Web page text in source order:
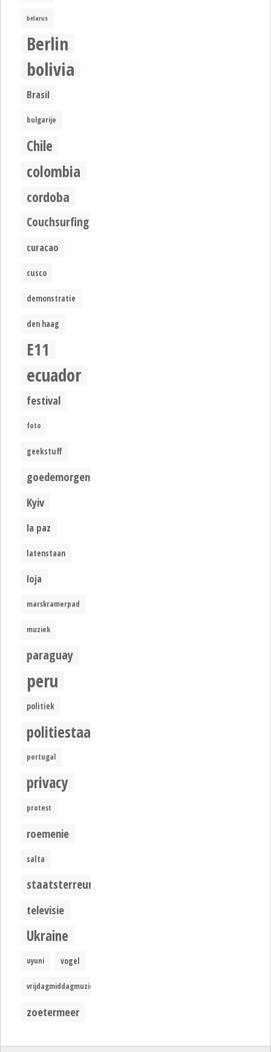
belarus
Berlin
bolivia
Brasil
bulgarije
Chile
colombia
cordoba
Couchsurfing
curacao
cusco
demonstratie
den haag
E11
ecuador
festival
foto
geekstuff
goedemorgen
Kyiv
la paz
latenstaan
loja
marskramerpad
muziek
paraguay
peru
politiek
politiestaat
portugal
privacy
protest
roemenie
salta
staatsterreur
televisie
Ukraine
uyuni vogel
vrijdagmiddagmuziek
zoetermeer